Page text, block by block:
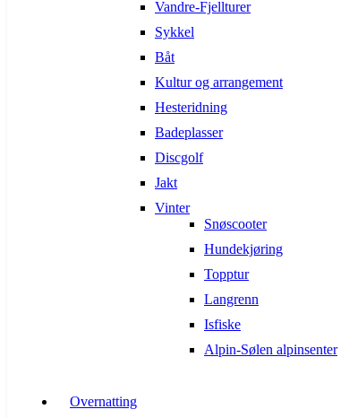
Vandre-Fjellturer
Sykkel
Båt
Kultur og arrangement
Hesteridning
Badeplasser
Discgolf
Jakt
Vinter
Snøscooter
Hundekjøring
Topptur
Langrenn
Isfiske
Alpin-Sølen alpinsenter
Overnatting